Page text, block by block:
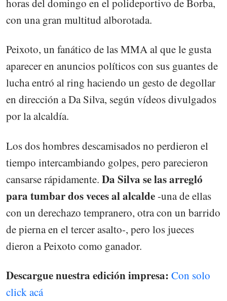
horas del domingo en el polideportivo de Borba,
con una gran multitud alborotada.
Peixoto, un fanático de las MMA al que le gusta
aparecer en anuncios políticos con sus guantes de
lucha entró al ring haciendo un gesto de degollar
en dirección a Da Silva, según vídeos divulgados
por la alcaldía.
Los dos hombres descamisados no perdieron el
tiempo intercambiando golpes, pero parecieron
cansarse rápidamente. Da Silva se las arregló
para tumbar dos veces al alcalde-una de ellas
con un derechazo tempranero, otra con un barrido
de pierna en el tercer asalto-, pero los jueces
dieron a Peixoto como ganador.
Descargue nuestra edición impresa: Con solo
click acá